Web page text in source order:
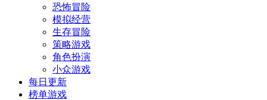
恐怖冒险
模拟经营
生存冒险
策略游戏
角色扮演
小众游戏
每日更新
榜单游戏